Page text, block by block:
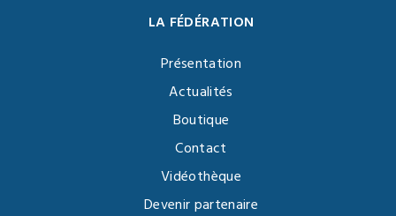
LA FÉDÉRATION
Présentation
Actualités
Boutique
Contact
Vidéothèque
Devenir partenaire